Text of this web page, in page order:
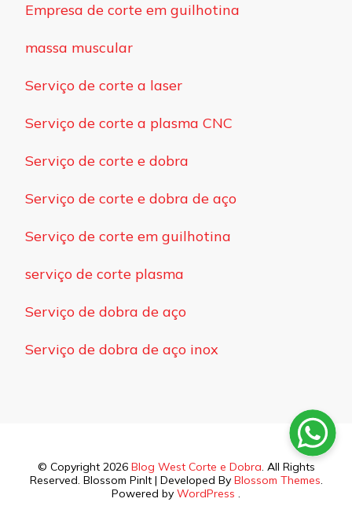
Empresa de corte em guilhotina
massa muscular
Serviço de corte a laser
Serviço de corte a plasma CNC
Serviço de corte e dobra
Serviço de corte e dobra de aço
Serviço de corte em guilhotina
serviço de corte plasma
Serviço de dobra de aço
Serviço de dobra de aço inox
© Copyright 2026 Blog West Corte e Dobra. All Rights
Reserved. Blossom PinIt | Developed By Blossom Themes.
Powered by WordPress .